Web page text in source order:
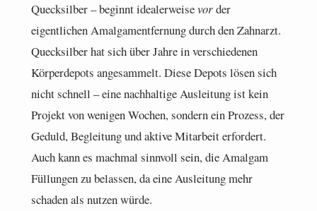
Quecksilber – beginnt idealerweisevorder
eigentlichen Amalgamentfernung durch den Zahnarzt.
Quecksilber hat sich über Jahre in verschiedenen
Körperdepots angesammelt. Diese Depots lösen sich
nicht schnell – eine nachhaltige Ausleitung ist kein
Projekt von wenigen Wochen, sondern ein Prozess, der
Geduld, Begleitung und aktive Mitarbeit erfordert.
Auch kann es machmal sinnvoll sein, die Amalgam
Füllungen zu belassen, da eine Ausleitung mehr
schaden als nutzen würde.